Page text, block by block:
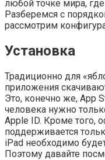
любой точке мира, где
Разберемся с
рассмотрим
Установка
Традиционно для
приложения
Это, конечно же, App
человека нужно
Apple ID. Кроме того,
поддерживается
iPad необходимо
Поэтому давайте